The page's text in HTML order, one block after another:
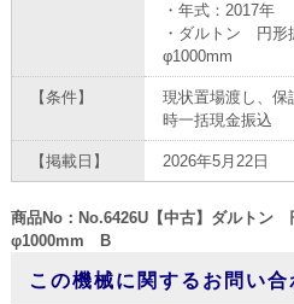
・年式：2017年
・ダルトン 円形
φ1000mm
【条件】
現状置場渡し、保
時一括現金振込
【掲載日】 2026年5月22日
商品No：No.6426U【中古】ダルトン
φ1000mm B
この機械に関するお問い合